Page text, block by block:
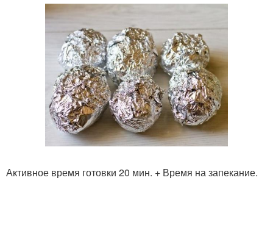
Активное время готовки 20 мин. + Время на запекание.